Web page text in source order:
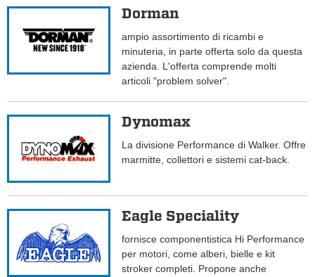
Dorman
ampio assortimento di ricambi e
minuteria, in parte offerta solo da questa
azienda. L'offerta comprende molti
articoli "problem solver".
Dynomax
La divisione Performance di Walker. Offre
marmitte, collettori e sistemi cat-back.
Eagle Speciality
fornisce componentistica Hi Performance
per motori, come alberi, bielle e kit
stroker completi. Propone anche